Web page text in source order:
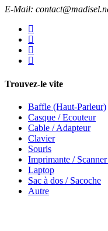
E-Mail:
Trouvez-le vite
Baffle (Haut-Parleur)
Casque / Ecouteur
Cable / Adapteur
Clavier
Souris
Imprimante /
Laptop
Sac à dos / Sacoche
Autre